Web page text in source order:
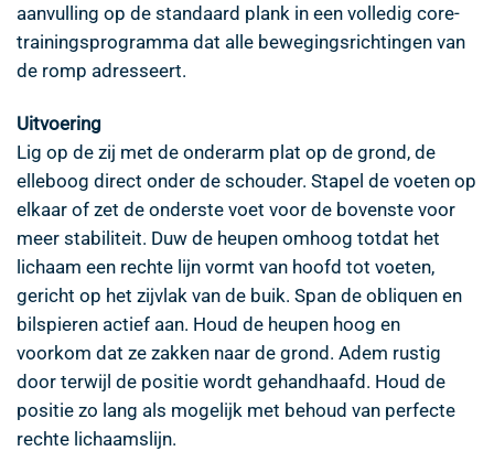
aanvulling op de standaard plank in een volledig core-
trainingsprogramma dat alle bewegingsrichtingen van
de romp adresseert.
Uitvoering
Lig op de zij met de onderarm plat op de grond, de
elleboog direct onder de schouder. Stapel de voeten op
elkaar of zet de onderste voet voor de bovenste voor
meer stabiliteit. Duw de heupen omhoog totdat het
lichaam een rechte lijn vormt van hoofd tot voeten,
gericht op het zijvlak van de buik. Span de obliquen en
bilspieren actief aan. Houd de heupen hoog en
voorkom dat ze zakken naar de grond. Adem rustig
door terwijl de positie wordt gehandhaafd. Houd de
positie zo lang als mogelijk met behoud van perfecte
rechte lichaamslijn.